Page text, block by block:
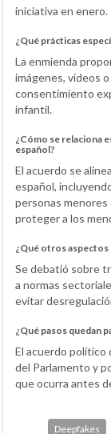
iniciativa en enero.
¿Qué prácticas
La enmienda
imágenes, vídeos
consentimiento
infantil.
¿Cómo se relaciona
español?
El acuerdo se
español,
personas
proteger a los
¿Qué otros aspectos
Se debatió sobre
a normas
evitar
¿Qué pasos quedan
El acuerdo político
del Parlamento y
que ocurra antes
Deepfakes